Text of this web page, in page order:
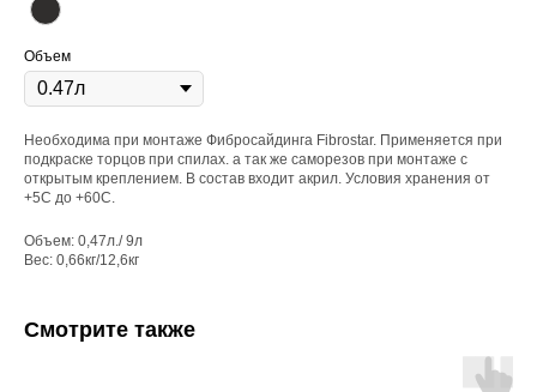
Объем
Необходима при монтаже Фибросайдинга Fibrostar. Применяется при
подкраске торцов при спилах. а так же саморезов при монтаже с
открытым креплением. В состав входит акрил. Условия хранения от
+5С до +60С.
Объем: 0,47л./ 9л
Вес: 0,66кг/12,6кг
Смотрите также